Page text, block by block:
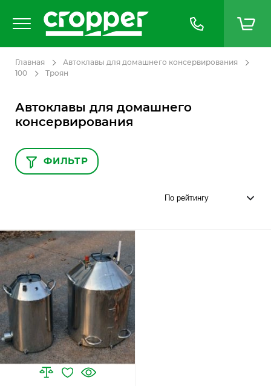
Главная
Автоклавы для домашнего консервирования
100
Троян
Автоклавы для домашнего
консервирования
ФИЛЬТР